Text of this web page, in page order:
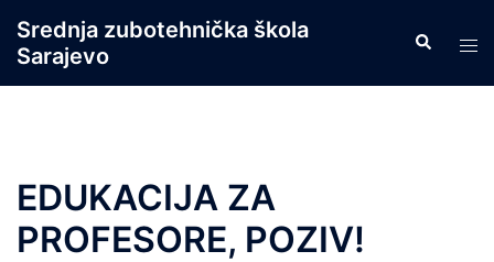
content
Srednja zubotehnička škola
Sarajevo
Search
EDUKACIJA ZA
PROFESORE, POZIV!